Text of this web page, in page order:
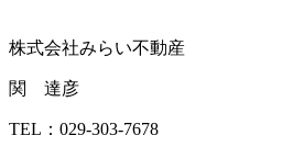
株式会社みらい不動産
関 達彦
TEL：029-303-7678